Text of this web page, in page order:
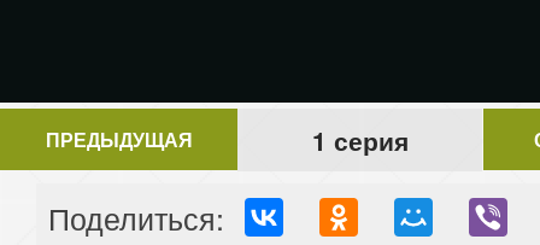
ПРЕДЫДУЩАЯ 1 серия
Поделиться: